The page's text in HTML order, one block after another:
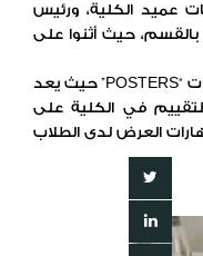
عميد الكلية، ورئيس
حيث أثنوا على
وتم عرض المشاركات بأسلوب الملصقات “POSTERS” حيث يعد
في الكلية على
العرض لدى الطلاب